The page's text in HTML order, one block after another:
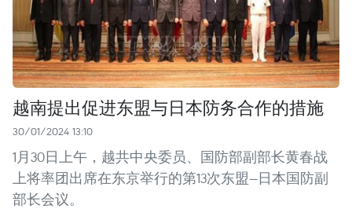
越南提出促进东盟与日本防务合作的措施
30/01/2024 13:10
1月30日上午，越共中央委员、国防部副部长黄春战
上将率团出席在东京举行的第13次东盟—日本国防副
部长会议。